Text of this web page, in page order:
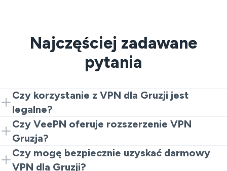
Najczęściej zadawane
pytania
Czy korzystanie z VPN dla Gruzji jest
legalne?
Tak. VPN-y są legalne dla prywatności i
bezpieczeństwa. Jednakże, nielegalne działania są
nadal zabronione.
Czy VeePN oferuje rozszerzenie VPN
Gruzja?
Tak. Zacznij od rozszerzenia dla Chrome, aby szybko i
za darmo korzystać z VPN Gruzji. Ulepsz do pełnych
Czy mogę bezpiecznie uzyskać darmowy
VPN dla Gruzji?